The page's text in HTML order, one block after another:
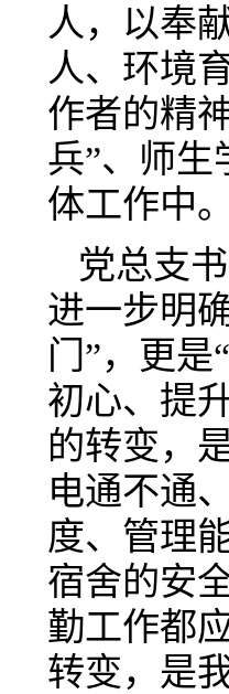
人，以奉
人、环境
作者的精
兵”、师生
体工作中。
党总支
进一步明
门”，更
初心、提
的转变，
电通不通
度、管理
宿舍的安
勤工作都
转变，是